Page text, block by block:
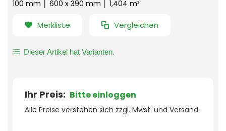
100 mm │ 600 x 390 mm │ 1,404 m²
Merkliste Vergleichen
Dieser Artikel hat Varianten.
Ihr Preis: Bitte einloggen
Alle Preise verstehen sich zzgl. Mwst. und Versand.